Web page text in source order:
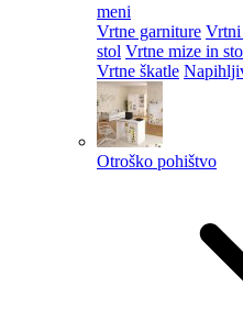
meni
Vrtne garniture Vrtni
stol Vrtne mize in
Vrtne škatle
Otroško pohištvo